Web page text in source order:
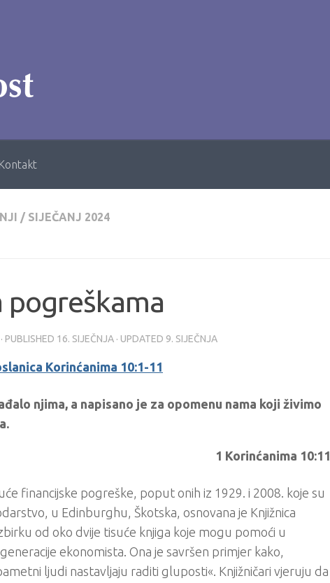
Kontakt
/ SIJEČANJ 2024
pogreškama
· PUBLISHED 16. SIJEČNJA · UPDATED 9. SIJEČNJA
Korinćanima 10:1-11
njima, a napisano je za opomenu nama koji živimo
1 Korinćanima 10:11
financijske pogreške, poput onih iz 1929. i 2008. koje su
u Edinburghu, Škotska, osnovana je Knjižnica
od oko dvije tisuće knjiga koje mogu pomoći u
ekonomista. Ona je savršen primjer kako,
ljudi nastavljaju raditi gluposti«. Knjižničari vjeruju da